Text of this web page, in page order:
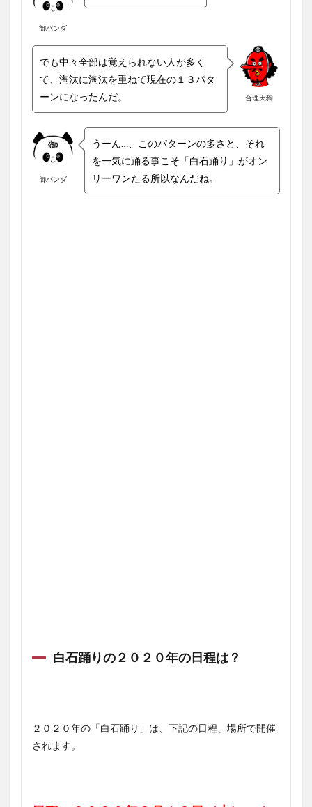
御パンダ
合理天狗
でも中々全部は覚えられない人が多く
て、淘汰に淘汰を重ねて現在の１３パタ
ーンになったんだ。
御パンダ
うーん…、このパターンの多さと、それ
を一気に踊る事こそ「白石踊り」がオン
リーワンたる所以なんだね。
白石踊りの２０２０年の日程は？
２０２０年の「白石踊り」は、下記の日程、場所で開催
されます。